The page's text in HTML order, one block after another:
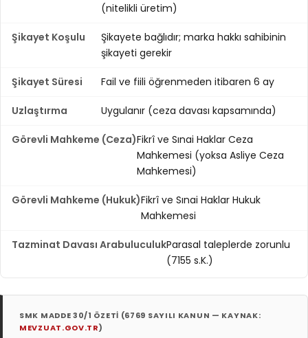
(nitelikli üretim)
Şikayet Koşulu
Şikayete bağlıdır; marka hakkı sahibinin
şikayeti gerekir
Şikayet Süresi Fail ve fiili öğrenmeden itibaren 6 ay
Uzlaştırma Uygulanır (ceza davası kapsamında)
Görevli Mahkeme (Ceza)Fikrî ve Sınai Haklar Ceza
Mahkemesi (yoksa Asliye Ceza
Mahkemesi)
Görevli Mahkeme (Hukuk)Fikrî ve Sınai Haklar Hukuk
Mahkemesi
Tazminat Davası ArabuluculukParasal taleplerde zorunlu
(7155 s.K.)
SMK MADDE 30/1 ÖZETI (6769 SAYILI KANUN — KAYNAK:
MEVZUAT.GOV.TR)